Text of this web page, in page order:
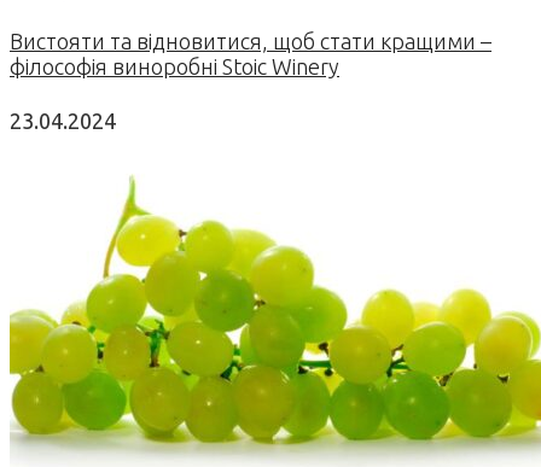
Вистояти та відновитися, щоб стати кращими –
філософія виноробні Stoic Winery
23.04.2024